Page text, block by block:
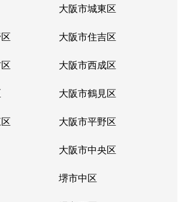
大阪市城東区
大阪市住吉区
大阪市西成区
大阪市鶴見区
大阪市平野区
大阪市中央区
堺市中区